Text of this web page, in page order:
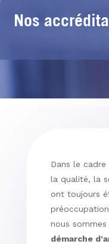
Nos
Dans le
la qualité, la
ont toujours
nous sommes
démarche